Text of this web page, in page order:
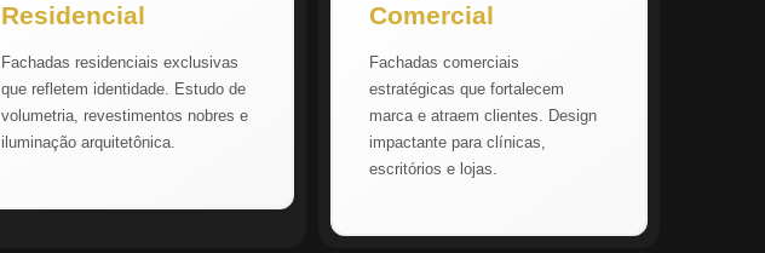
Residencial
Fachadas residenciais exclusivas
que refletem identidade. Estudo de
volumetria, revestimentos nobres e
iluminação arquitetônica.
Comercial
Fachadas comerciais
estratégicas que fortalecem
marca e atraem clientes. Design
impactante para clínicas,
escritórios e lojas.